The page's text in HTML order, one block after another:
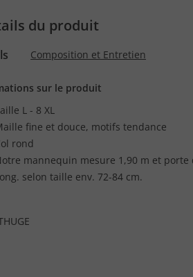
du produit
Composition et Entretien
sur le produit
L - 8 XL
fine et douce, motifs tendance
rond
mannequin mesure 1,90 m et porte
selon taille env. 72-84 cm.